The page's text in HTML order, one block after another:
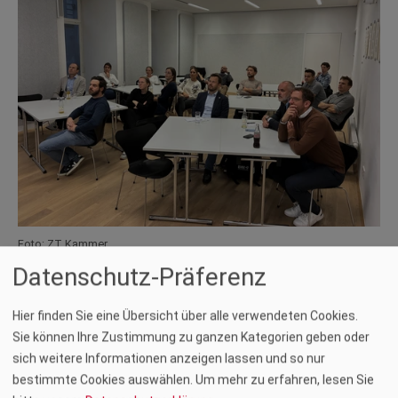
Datenschutz-Präferenz
Hier finden Sie eine Übersicht über alle verwendeten Cookies.
Sie können Ihre Zustimmung zu ganzen Kategorien geben oder
sich weitere Informationen anzeigen lassen und so nur
bestimmte Cookies auswählen. Um mehr zu erfahren, lesen Sie
Foto: ZT Kammer
Atmosphäre das neunte zt:Newcomer‑Treffen statt. Die
Veranstaltung widmete sich diesmal der Wirtschafts‑ und
Tourismusentwicklung der Stadt Graz. Die beiden
ReferentinnenDiana MateriundAngelika Kaufmann lieferten